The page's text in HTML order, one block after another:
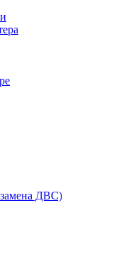
ДВС)